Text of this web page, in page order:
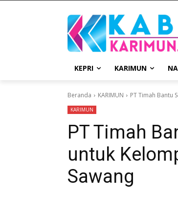
KEPRI KARIMUN
Beranda KARIMUN PT Timah Bantu
KARIMUN
PT Timah
untuk
Sawang